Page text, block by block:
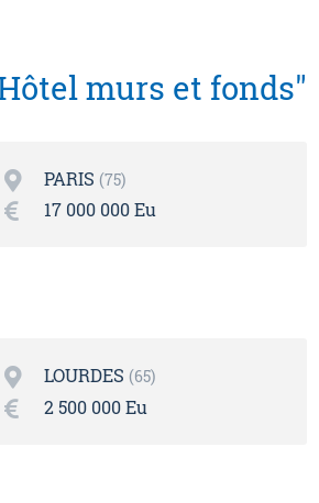
murs et fonds"
PARIS 75
17 000 000 Eu
LOURDES 65
2 500 000 Eu